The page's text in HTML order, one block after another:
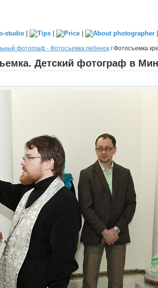
| | | |
фотограф - Фотосъемка ребенок /Фотосъемка
Детский фотограф в